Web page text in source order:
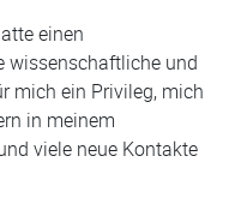
einen
wissenschaftliche und
mich ein Privileg, mich
in meinem
viele neue Kontakte